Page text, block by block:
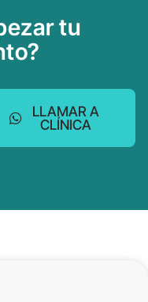
tu
LLAMAR A
CLÍNICA